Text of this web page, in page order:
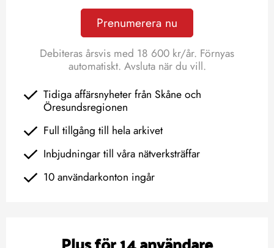
Prenumerera nu
Debiteras årsvis med 18 600 kr/år. Förnyas
automatiskt. Avsluta när du vill.
Tidiga affärsnyheter från Skåne och
Öresundsregionen
Full tillgång till hela arkivet
Inbjudningar till våra nätverksträffar
10 användarkonton ingår